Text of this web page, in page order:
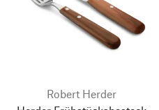
Robert Herder